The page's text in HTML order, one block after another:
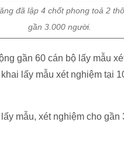
đã lập 4 chốt phong toả 2
gần 3.000 người.
gần 60 cán bộ lấy mẫu
lấy mẫu xét nghiệm tại
mẫu, xét nghiệm cho